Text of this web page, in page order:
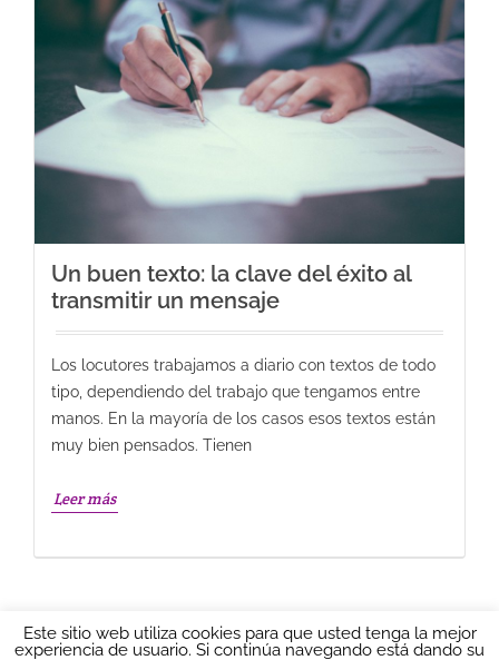
Un buen texto: la clave del éxito al
transmitir un mensaje
Los locutores trabajamos a diario con textos de todo
tipo, dependiendo del trabajo que tengamos entre
manos. En la mayoría de los casos esos textos están
muy bien pensados. Tienen
Leer más
Este sitio web utiliza cookies para que usted tenga la mejor
experiencia de usuario. Si continúa navegando está dando su